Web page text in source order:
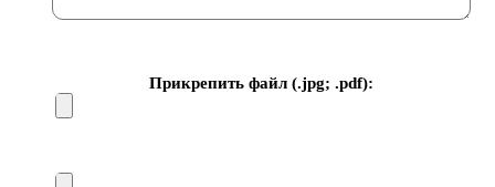
Прикрепить файл (.jpg; .pdf):